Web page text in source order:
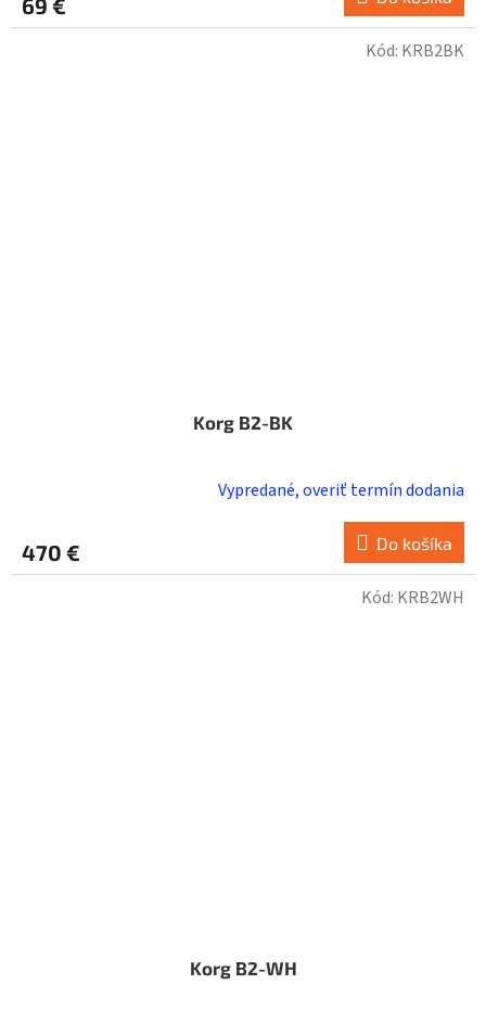
69 €
Korg B2-BK
Vypredané, overiť termín dodania
470 € Do košíka
Kód: KRB2BK
Korg B2-WH
Kód: KRB2WH